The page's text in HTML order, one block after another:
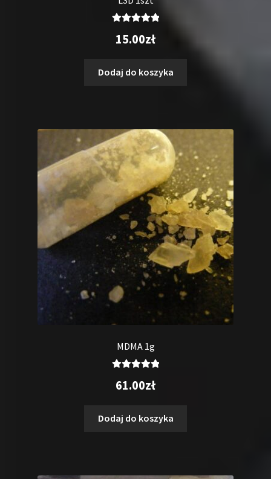
5.00na 5
15.00zł
Dodaj do koszyka
MDMA 1g
5.00na 5
61.00zł
Dodaj do koszyka